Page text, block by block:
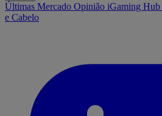
Últimas Mercado Opinião iGaming Hub
e Cabelo